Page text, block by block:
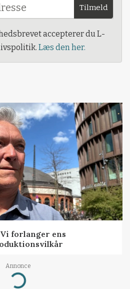
Tilmeld
accepterer du L-
Læs den her.
forlanger ens
Annonce
Loading...